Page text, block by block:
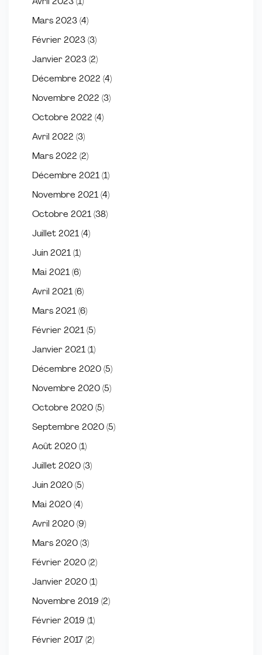
Avril 2023 (1)
Mars 2023 (4)
Février 2023 (3)
Janvier 2023 (2)
Décembre 2022 (4)
Novembre 2022 (3)
Octobre 2022 (4)
Avril 2022 (3)
Mars 2022 (2)
Décembre 2021 (1)
Novembre 2021 (4)
Octobre 2021 (38)
Juillet 2021 (4)
Juin 2021 (1)
Mai 2021 (6)
Avril 2021 (6)
Mars 2021 (6)
Février 2021 (5)
Janvier 2021 (1)
Décembre 2020 (5)
Novembre 2020 (5)
Octobre 2020 (5)
Septembre 2020 (5)
Août 2020 (1)
Juillet 2020 (3)
Juin 2020 (5)
Mai 2020 (4)
Avril 2020 (9)
Mars 2020 (3)
Février 2020 (2)
Janvier 2020 (1)
Novembre 2019 (2)
Février 2019 (1)
Février 2017 (2)